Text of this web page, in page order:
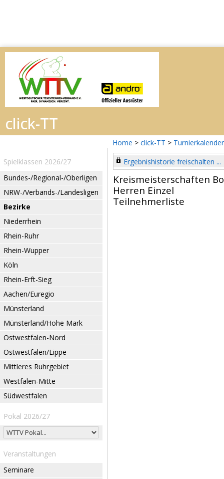
Home > click-TT > Turnierkalender
Spielklassen 2026/27
Bundes-/Regional-/Oberligen
NRW-/Verbands-/Landesligen
Bezirke
Niederrhein
Rhein-Ruhr
Rhein-Wupper
Köln
Rhein-Erft-Sieg
Aachen/Euregio
Münsterland
Münsterland/Hohe Mark
Ostwestfalen-Nord
Ostwestfalen/Lippe
Mittleres Ruhrgebiet
Westfalen-Mitte
Südwestfalen
Pokal 2026/27
Veranstaltungen
Seminare
Ergebnishistorie freischalten ...
Kreismeisterschaften
Herren Einzel
Teilnehmerliste